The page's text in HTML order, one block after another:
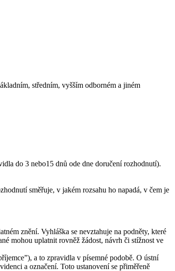
středním, vyšším odborném a jiném
do 3 nebo15 dnů ode dne doručení rozhodnutí).
směřuje, v jakém rozsahu ho napadá, v čem je
znění. Vyhláška se nevztahuje na podněty, které
mohou uplatnit rovněž žádost, návrh či stížnost ve
a to zpravidla v písemné podobě. O ústní
a označení. Toto ustanovení se přiměřeně